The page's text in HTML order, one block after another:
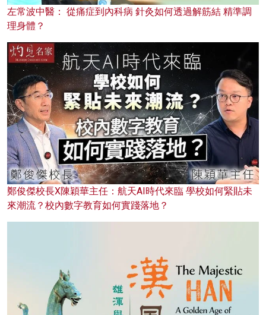
左常波中醫： 從痛症到內科病 針灸如何透過解筋結 精準調
理身體？
鄭俊傑校長X陳穎華主任：航天AI時代來臨 學校如何緊貼未
來潮流？校內數字教育如何實踐落地？